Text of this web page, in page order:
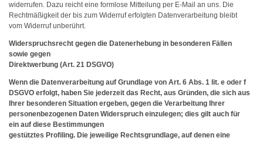
widerrufen. Dazu reicht eine formlose Mitteilung per E-Mail an uns. Die
Rechtmäßigkeit der bis zum Widerruf erfolgten Datenverarbeitung bleibt
vom Widerruf unberührt.
Widerspruchsrecht gegen die Datenerhebung in besonderen Fällen
sowie gegen
Direktwerbung (Art. 21 DSGVO)
Wenn die Datenverarbeitung auf Grundlage von Art. 6 Abs. 1 lit. e oder f
DSGVO erfolgt, haben Sie jederzeit das Recht, aus Gründen, die sich aus
Ihrer besonderen Situation ergeben, gegen die Verarbeitung Ihrer
personenbezogenen Daten Widerspruch einzulegen; dies gilt auch für
ein auf diese Bestimmungen
gestütztes Profiling. Die jeweilige Rechtsgrundlage, auf denen eine